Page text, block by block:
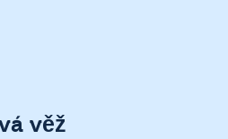
věž